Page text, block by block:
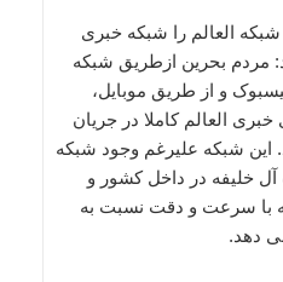
شبکه العالم را شبکه خبری
مردم بحرین ازطریق شبکه
و از طریق موبایل،
العالم کاملا در جریان
این شبکه علیرغم وجود شبکه
خلیفه در داخل کشور و
با سرعت و دقت نسبت به
دهد.